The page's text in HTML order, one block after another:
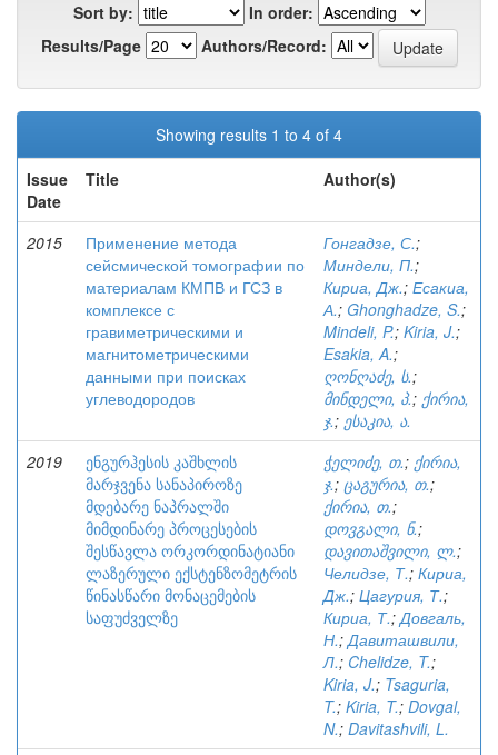
Sort by:
In order:
Results/Page
Authors/Record:
Showing results 1 to 4 of 4
Issue
Date
Title Author(s)
2015
Применение метода
сейсмической томографии по
материалам КМПВ и ГСЗ в
комплексе с
гравиметрическими и
магнитометрическими
данными при поисках
углеводородов
Гонгадзе, С.;
Миндели, П.;
Кириа, Дж.; Есакиа,
А.; Ghonghadze, S.;
Mindeli, P.; Kiria, J.;
Esakia, A.;
ღონღაძე, ს.;
მინდელი, პ.; ქირია,
ჯ.; ესაკია, ა.
2019
ენგურჰესის კაშხლის
მარჯვენა სანაპიროზე
მდებარე ნაპრალში
მიმდინარე პროცესების
შესწავლა ორკორდინატიანი
ლაზერული ექსტენზომეტრის
წინასწარი მონაცემების
საფუძველზე
ჭელიძე, თ.; ქირია,
ჯ.; ცაგურია, თ.;
ქირია, თ.;
დოვგალი, ნ.;
დავითაშვილი, ლ.;
Челидзе, Т.; Кириа,
Дж.; Цагурия, Т.;
Кириа, Т.;Довгаль,
Н.;Давиташвили,
Л.; Chelidze, T.;
Kiria, J.; Tsaguria,
T.; Kiria, T.; Dovgal,
N.; Davitashvili, L.